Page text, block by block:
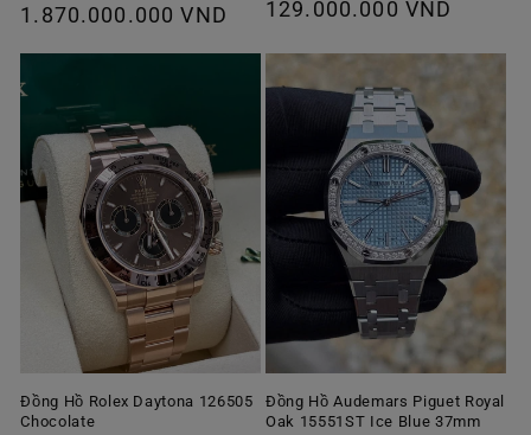
thông
ưu
1.870.000.000 VND
Giá
thường
129.000.000 VND
Đồng Hồ Rolex Daytona 126505
Chocolate
Đồng Hồ Audemars Piguet Royal
Oak 15551ST Ice Blue 37mm